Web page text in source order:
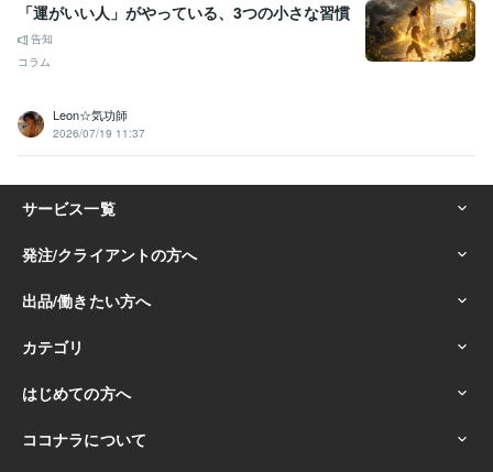
「運がいい人」がやっている、3つの小さな習慣
告知
コラム
Leon☆気功師
2026/07/19 11:37